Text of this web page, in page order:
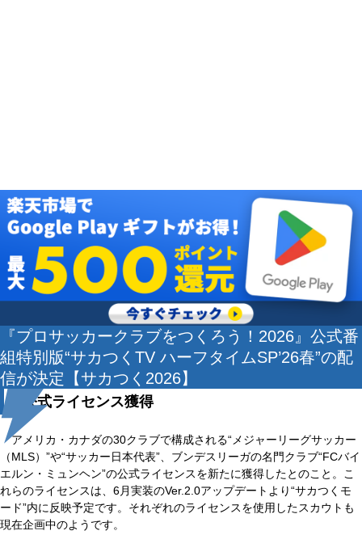
『プロサッカークラブをつくろう！2026』公式番
組特別版“サカつくTV ハーフタイムSP’26春”の配
信が決定【サカつく2026】
新公式ライセンス獲得
アメリカ・カナダの30クラブで構成される“メジャーリーグサッカー
（MLS）”や“サッカー日本代表”、ブンデスリーガの名門クラブ“FCバイ
エルン・ミュンヘン”の公式ライセンスを新たに獲得したとのこと。こ
れらのライセンスは、6月実装のVer.2.0アップデートより“サカつくモ
ード”内に反映予定です。それぞれのライセンスを使用したスカウトも
現在企画中のようです。